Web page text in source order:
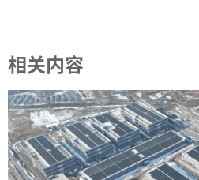
相关内容